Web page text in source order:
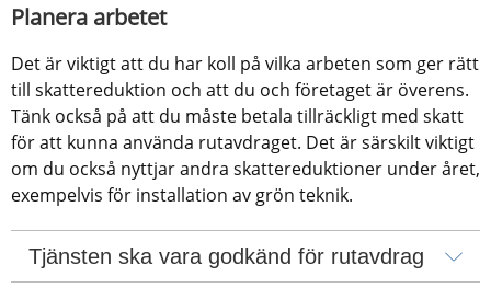
Planera arbetet
Det är viktigt att du har koll på vilka arbeten som ger rätt
till skattereduktion och att du och företaget är överens.
Tänk också på att du måste betala tillräckligt med skatt
för att kunna använda rutavdraget. Det är särskilt viktigt
om du också nyttjar andra skattereduktioner under året,
exempelvis för installation av grön teknik.
Tjänsten ska vara godkänd för rutavdrag